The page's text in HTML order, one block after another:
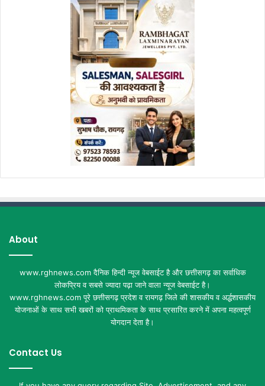
About
www.rghnews.com दैनिक हिन्दी न्यूज वेबसाईट है और छत्तीसगढ़ का सर्वाधिक
लोकप्रिय व सबसे ज्यादा पढ़ा जाने वाला न्यूज वेबसाईट है।
www.rghnews.com पूरे छत्तीसगढ़ प्रदेश व रायगढ़ जिले की शासकीय व अर्द्धशासकीय
योजनाओं के साथ सभी खबरों को प्राथमिकता के साथ प्रसारित करने में अपना महत्वपूर्ण
योगदान देता है।
Contact Us